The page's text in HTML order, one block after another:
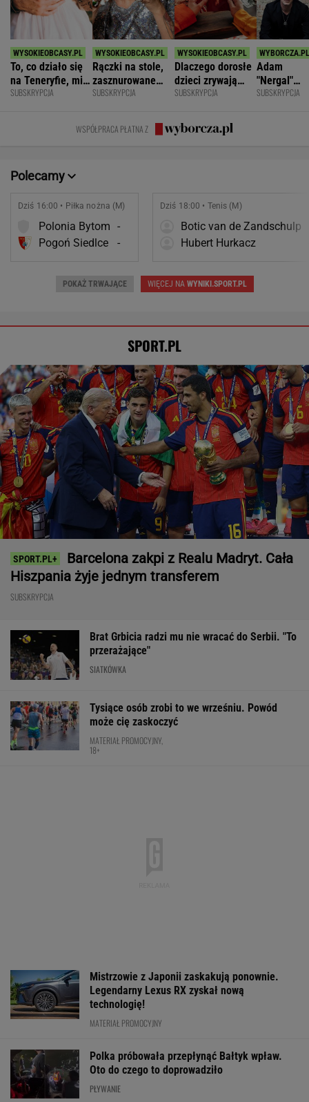
To, co działo się
na Teneryfie, mi
się należało. Nie
SUBSKRYPCJA
Rączki na stole,
zasznurowane
usta. Byłam
dużej dyscyplinie
SUBSKRYPCJA
Dlaczego dorosłe
dzieci zrywają
kontakt z
SUBSKRYPCJA
Adam
"Nergal"
Darski: Ja
SUBSKRYPCJA
WSPÓŁPRACA PŁATNA Z
Polecamy
Dziś 16:00 • Piłka nożna (M)
Polonia Bytom -
Pogoń Siedlce
-
Dziś 18:00 • Tenis (M)
Botic van de Zandschulp
Hubert Hurkacz
POKAŻ TRWAJĄCE WIĘCEJ NAWYNIKI.SPORT.PL
SPORT.PL
Barcelona zakpi z Realu Madryt. Cała
Hiszpania żyje jednym transferem
SUBSKRYPCJA
Brat Grbicia radzi mu nie wracać do Serbii. "To
przerażające"
SIATKÓWKA
Tysiące osób zrobi to we wrześniu. Powód
może cię zaskoczyć
MATERIAŁ PROMOCYJNY,
18+
Mistrzowie z Japonii zaskakują ponownie.
Legendarny Lexus RX zyskał nową
technologię!
MATERIAŁ PROMOCYJNY
Polka próbowała przepłynąć Bałtyk wpław.
Oto do czego to doprowadziło
PŁYWANIE